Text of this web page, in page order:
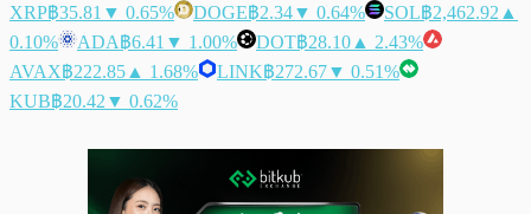
XRP฿35.81 ▼ 0.65% DOGE฿2.34▼ 0.64% SOL฿2,462.92 ▲
0.10%
ADA฿6.41 ▼ 1.00% DOT฿28.10 ▲ 2.43%
AVAX฿222.85 ▲ 1.68% LINK฿272.67▼ 0.51%
KUB฿20.42 ▼ 0.62%